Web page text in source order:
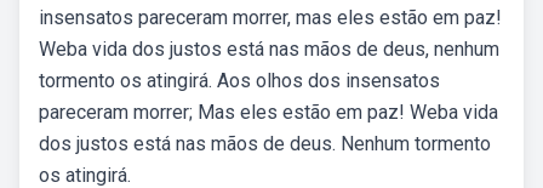
insensatos pareceram morrer, mas eles estão em paz!
Weba vida dos justos está nas mãos de deus, nenhum
tormento os atingirá. Aos olhos dos insensatos
pareceram morrer; Mas eles estão em paz! Weba vida
dos justos está nas mãos de deus. Nenhum tormento
os atingirá.